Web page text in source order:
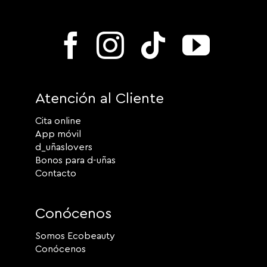
Atención al Cliente
Cita online
App móvil
d_uñaslovers
Bonos para d-uñas
Contacto
Conócenos
Somos Ecobeauty
Conócenos